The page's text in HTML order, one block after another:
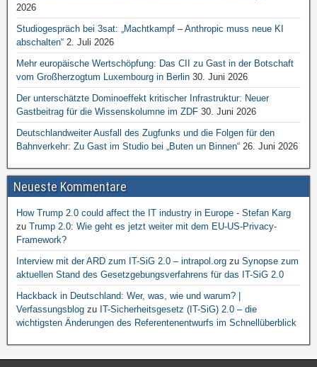
2026
Studiogespräch bei 3sat: „Machtkampf – Anthropic muss neue KI
abschalten“ 2. Juli 2026
Mehr europäische Wertschöpfung: Das CII zu Gast in der Botschaft
vom Großherzogtum Luxembourg in Berlin 30. Juni 2026
Der unterschätzte Dominoeffekt kritischer Infrastruktur: Neuer
Gastbeitrag für die Wissenskolumne im ZDF 30. Juni 2026
Deutschlandweiter Ausfall des Zugfunks und die Folgen für den
Bahnverkehr: Zu Gast im Studio bei „Buten un Binnen“ 26. Juni 2026
Neueste Kommentare
How Trump 2.0 could affect the IT industry in Europe - Stefan Karg
zu Trump 2.0: Wie geht es jetzt weiter mit dem EU-US-Privacy-
Framework?
Interview mit der ARD zum IT-SiG 2.0 – intrapol.org zu Synopse zum
aktuellen Stand des Gesetzgebungsverfahrens für das IT-SiG 2.0
Hackback in Deutschland: Wer, was, wie und warum? |
Verfassungsblog zu IT-Sicherheitsgesetz (IT-SiG) 2.0 – die
wichtigsten Änderungen des Referentenentwurfs im Schnellüberblick